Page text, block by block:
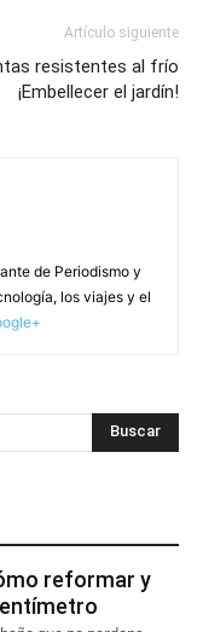
Artículo siguiente
resistentes al frío
¡Embellecer el jardín!
de Periodismo y
los viajes y el
reformar y